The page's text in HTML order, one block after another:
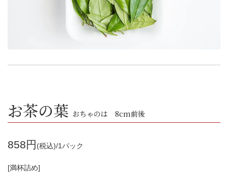
お茶の葉 おちゃのは 8cm前後
858円 (税込)/1パック
[満杯詰め]